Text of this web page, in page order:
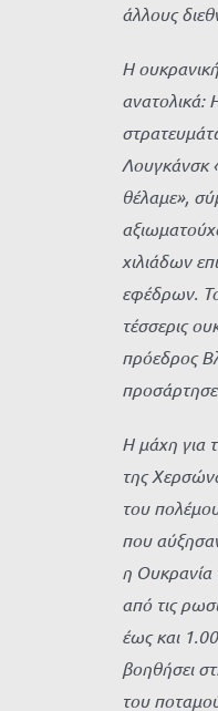
άλλους
Η
ανατολικά:
Λουγκάνσκ
θέλαμε»,
χιλιάδων
εφέδρων. Το
τέσσερις
πρόεδρος
Η μάχη για
της
του
που
η Ουκρανία
από τις
έως και
βοηθήσει
του